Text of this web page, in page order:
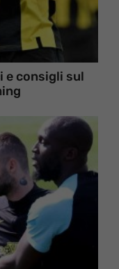
e consigli sul